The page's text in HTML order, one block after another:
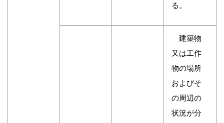
る。
建築物
又は工作
物の場所
およびそ
の周辺の
状況が分